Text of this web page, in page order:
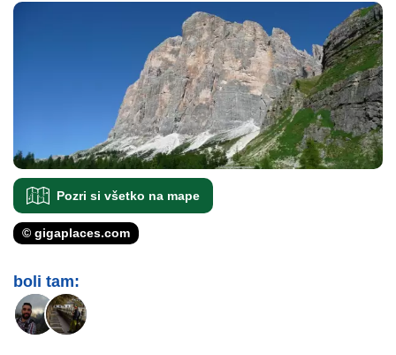
Pozri si všetko na mape
© gigaplaces.com
boli tam: